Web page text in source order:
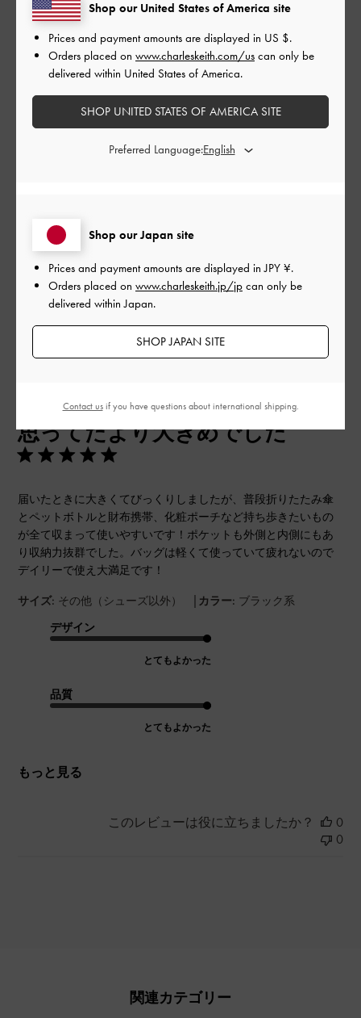
レビューを書く
もっと見る
フィルター
並べ替え: 最新
思ってたより大きめでした
届いたときに大きくてびっくりしましたが、普段折りたたみ傘
とペットボトルと財布携帯、化粧ポーチなど持ち歩きたいもの
が全て収まって使いやすいです！ポケットも外側と内側にもあ
り収納力抜群でした。バッグは軽くて使っていて疲れないので
デイリーで使え大満足です！
サイズ: その他（シューズ以外） | カラー: ブラック系
デザイン
とてもよかった
品質
とてもよかった
もっと見る
日
このレビューは役に立ちましたか？
0
0
関連カテゴリー
Shop our Japan site
Prices and payment amounts are displayed inJPY ¥.
Orders placed on www.charleskeith.jp/jp can only be
delivered within Japan.
SHOP JAPAN SITE
Shop our United States of America site
Prices and payment amounts are displayed in US $.
Orders placed on www.charleskeith.com/us can only be
delivered within United States of America.
SHOP UNITED STATES OF AMERICA SITE
Preferred Language:
Contact usif you have questions about international shipping.